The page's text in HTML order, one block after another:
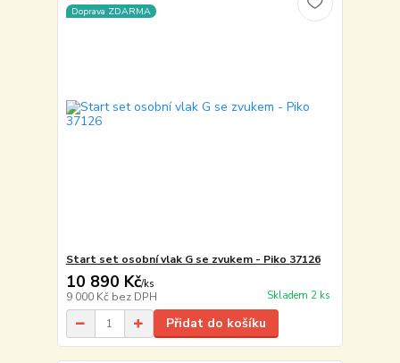
Doprava ZDARMA
Start set osobní vlak G se zvukem - Piko 37126
10 890 Kč/ks
9 000 Kč bez DPH Skladem 2 ks
Přidat do košíku